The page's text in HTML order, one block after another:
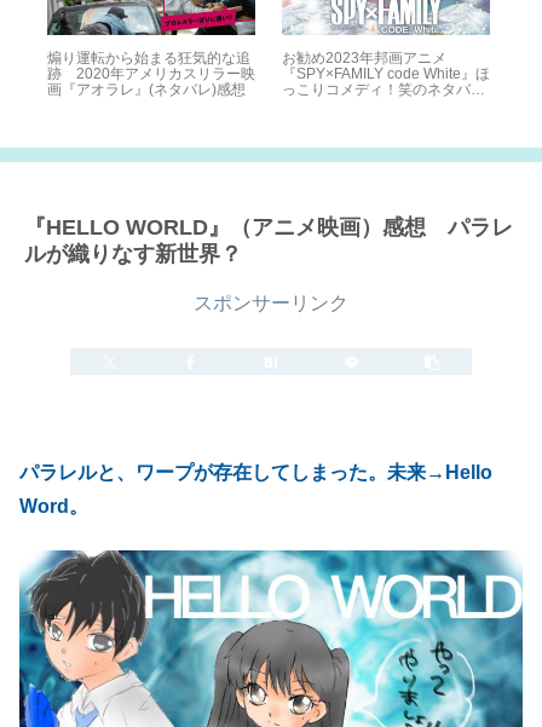
煽り運転から始まる狂気的な追
跡 2020年アメリカスリラー映
画『アオラレ』(ネタバレ)感想
お勧め2023年邦画アニメ
『SPY×FAMILY code White』ほ
っこりコメディ！笑のネタバレ
『HELLO WORLD』（アニメ映画）感想 パラレ
ルが織りなす新世界？
スポンサーリンク
パラレルと、ワープが存在してしまった。未来→Hello
Word。